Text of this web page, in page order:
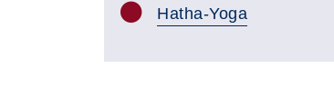
Hatha-Yoga